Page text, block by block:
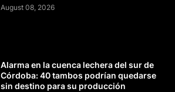
August 08, 2026
Alarma en la cuenca lechera del sur de
Córdoba: 40 tambos podrían quedarse
sin destino para su producción